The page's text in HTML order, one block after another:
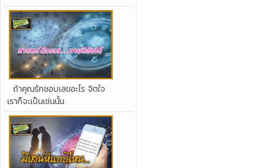
ถ้าคุณรักชอบเลขอะไร จิตใจ
เราก็จะเป็นเช่นนั้น